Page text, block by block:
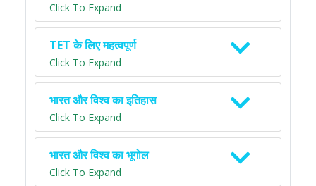
Click To Expand
TET के लिए महत्वपूर्ण
Click To Expand
भारत और विश्व का इतिहास
Click To Expand
भारत और विश्व का भूगोल
Click To Expand